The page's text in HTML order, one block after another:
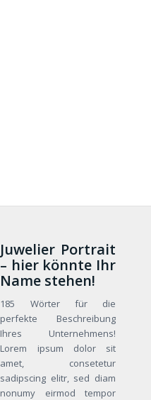
Juwelier Portrait
– hier könnte Ihr
Name stehen!
185 Wörter für die
perfekte Beschreibung
Ihres Unternehmens!
Lorem ipsum dolor sit
amet, consetetur
sadipscing elitr, sed diam
nonumy eirmod tempor